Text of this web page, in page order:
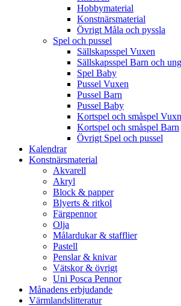
Hobbymaterial
Konstnärsmaterial
Övrigt Måla och pyssla
Spel och pussel
Sällskapsspel Vuxen
Sällskapsspel Barn och
Spel Baby
Pussel Vuxen
Pussel Barn
Pussel Baby
Kortspel och småspel
Kortspel och småspel Barn
Övrigt Spel och pussel
Kalendrar
Konstnärsmaterial
Akvarell
Akryl
Block & papper
Blyerts & ritkol
Färgpennor
Olja
Målardukar & stafflier
Pastell
Penslar & knivar
Vätskor & övrigt
Uni Posca Pennor
Månadens erbjudande
Värmlandslitteratur